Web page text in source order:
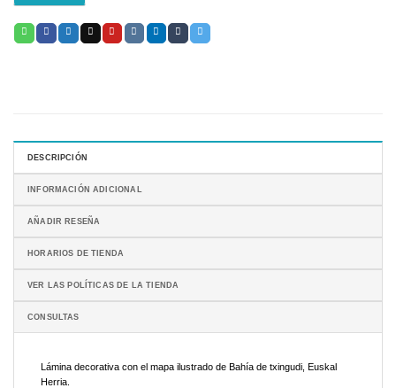
DESCRIPCIÓN
INFORMACIÓN ADICIONAL
AÑADIR RESEÑA
HORARIOS DE TIENDA
VER LAS POLÍTICAS DE LA TIENDA
CONSULTAS
Lámina decorativa con el mapa ilustrado de Bahía de txingudi, Euskal
Herria.